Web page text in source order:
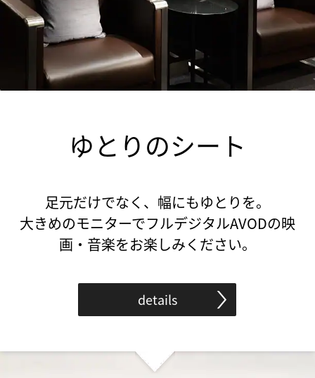
ゆとりのシート
足元だけでなく、幅にもゆとりを。
大きめのモニターでフルデジタルAVODの映
画・音楽をお楽しみください。
details